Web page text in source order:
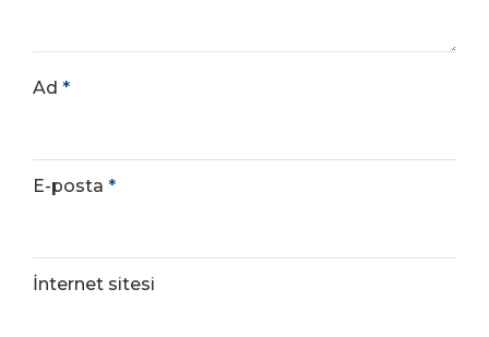
Ad *
E-posta *
İnternet sitesi